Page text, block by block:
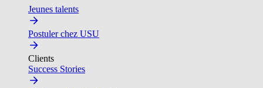
Jeunes talents
Postuler chez USU
Clients
Success Stories